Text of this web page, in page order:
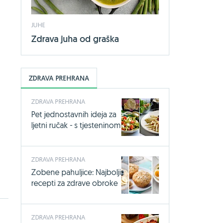
JUHE
Zdrava juha od graška
ZDRAVA PREHRANA
ZDRAVA PREHRANA
Pet jednostavnih ideja za
ljetni ručak - s tjesteninom
ZDRAVA PREHRANA
Zobene pahuljice: Najbolji
recepti za zdrave obroke
ZDRAVA PREHRANA